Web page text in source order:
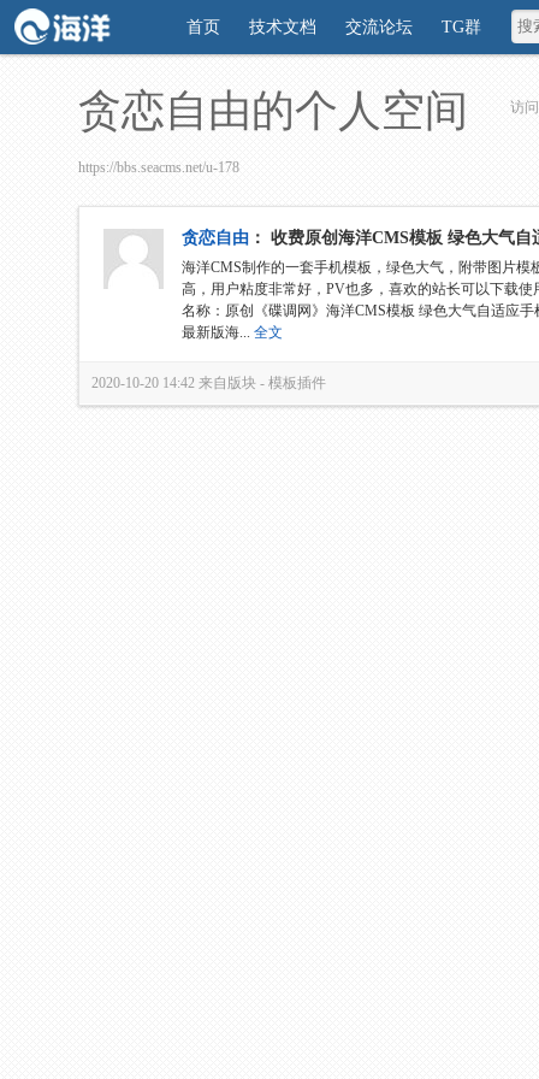
首页 技术文档 交流论坛 TG群
贪恋自由的个人空间 访
https://bbs.seacms.net/u-178
贪恋自由 ： 收费原创海洋CMS模板 绿色大气自
海洋CMS制作的一套手机模板，绿色大气，附带图片模
高，用户粘度非常好，PV也多，喜欢的站长可以下载使
名称：原创《碟调网》海洋CMS模板 绿色大气自适应
最新版海... 全文
2020-10-20 14:42 来自版块 - 模板插件